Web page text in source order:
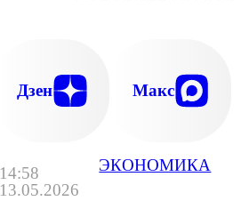
14:58
13.05.2026
ЭКОНОМИКА
Дзен Макс